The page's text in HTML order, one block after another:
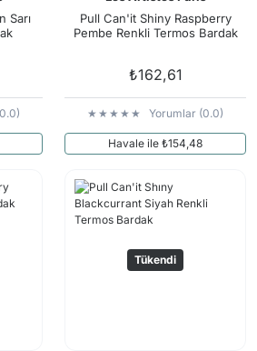
Sarı
Pull Can'it Shiny Raspberry
Pembe Renkli Termos Bardak
₺162,61
Yorumlar (0.0)
Havale ile ₺154,48
Tükendi